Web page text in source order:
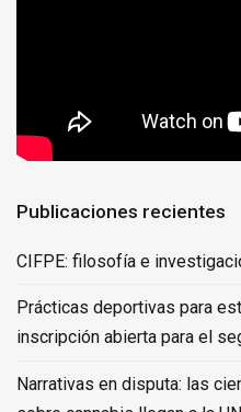
Publicaciones recientes
CIFPE: filosofía e
Prácticas deportivas para
inscripción abierta para el
Narrativas en disputa: las